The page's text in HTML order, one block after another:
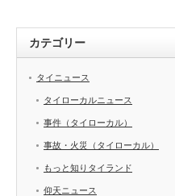
カテゴリー
タイニュース
タイローカルニュース
事件（タイローカル）
事故・火災（タイローカル）
もっと知りタイランド
仰天ニュース